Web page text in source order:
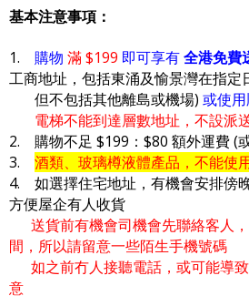
基本注意事項：
1. 購物 滿 $199 即可享有全港免費
工商地址，包括東涌及愉景灣在指定
但不包括其他離島或機場) 或使
電梯不能到達層數地址，不設派
2. 購物不足 $199：$80 額外運費 (
3. 酒類、玻璃樽液體產品，不能使
4. 如選擇住宅地址，有機會安排傍
方便屋企有人收貨
送貨前有機會司機會先聯絡客人
間，所以請留意一些陌生手機號碼
如之前冇人接聽電話，或可能導
意